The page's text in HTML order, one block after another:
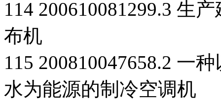
114 200610081299.3 生
布机
115 200810047658.2 一
水为能源的制冷空调机